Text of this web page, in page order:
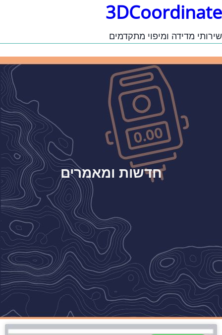
3DCoordinate
שירותי מדידה ומיפוי מתקדמים
חדשות ומאמרים